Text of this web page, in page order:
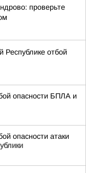
проверьте
Республике отбой
опасности БПЛА и
опасности атаки